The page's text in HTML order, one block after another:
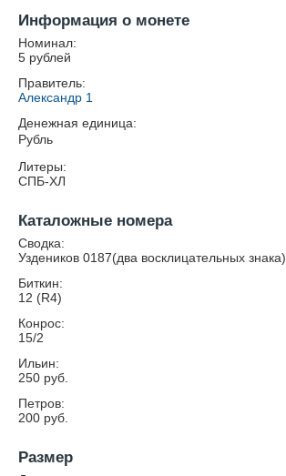
Информация о монете
Номинал:
5 рублей
Правитель:
Александр 1
Денежная единица:
Рубль
Литеры:
СПБ-ХЛ
Каталожные номера
Сводка:
Уздеников 0187(два восклицательных знака)
Биткин:
12 (R4)
Конрос:
15/2
Ильин:
250 руб.
Петров:
200 руб.
Размер